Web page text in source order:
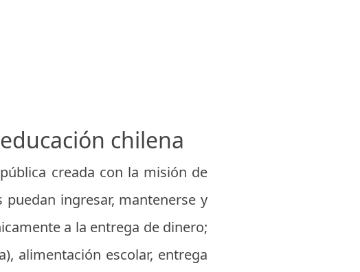
chilena
creada con la misión de
ingresar, mantenerse y
a la entrega de dinero;
alimentación escolar, entrega